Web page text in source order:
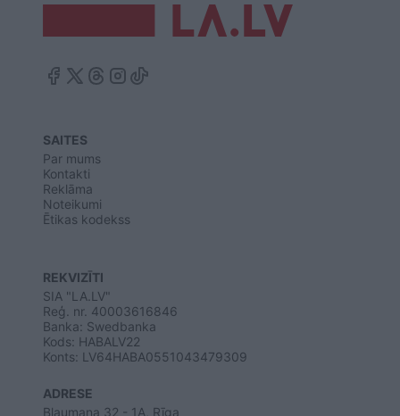
SAITES
Par mums
Kontakti
Reklāma
Noteikumi
Ētikas kodekss
REKVIZĪTI
SIA "LA.LV"
Reģ. nr. 40003616846
Banka: Swedbanka
Kods: HABALV22
Konts: LV64HABA0551043479309
ADRESE
Blaumaņa 32 - 1A, Rīga